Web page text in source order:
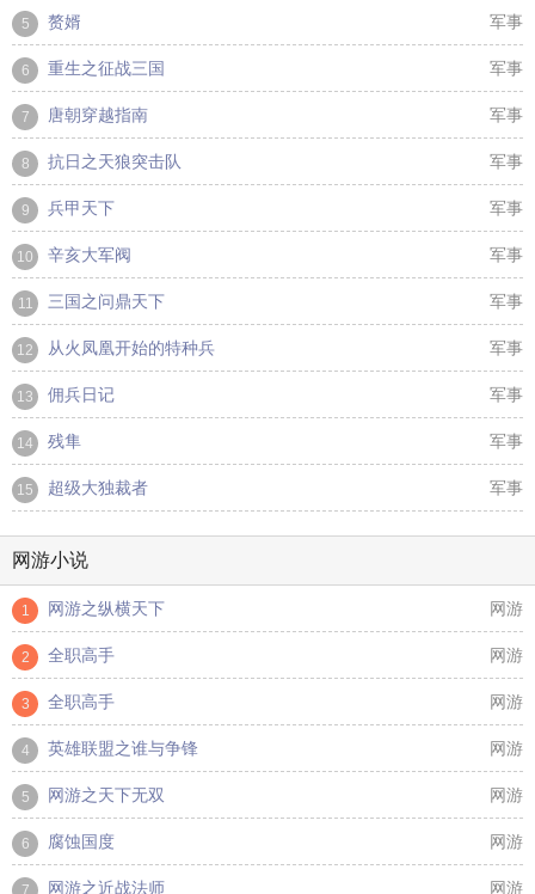
5 赘婿 军事
6 重生之征战三国 军事
7 唐朝穿越指南 军事
8 抗日之天狼突击队 军事
9 兵甲天下 军事
10 辛亥大军阀 军事
11 三国之问鼎天下 军事
12 从火凤凰开始的特种兵 军事
13 佣兵日记 军事
14 残隼 军事
15 超级大独裁者 军事
网游小说
1 网游之纵横天下 网游
2 全职高手 网游
3 全职高手 网游
4 英雄联盟之谁与争锋 网游
5 网游之天下无双 网游
6 腐蚀国度 网游
7 网游之近战法师 网游